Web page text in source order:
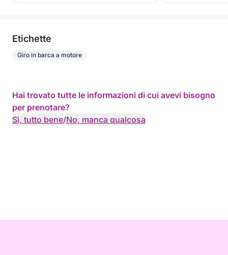
Etichette
Giro in barca a motore
Hai trovato tutte le informazioni di cui avevi bisogno
per prenotare?
Sì, tutto bene/No, manca qualcosa